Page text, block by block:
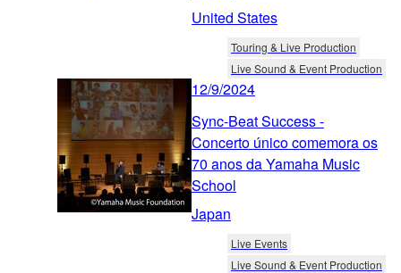
United States
Touring & Live Production
Live Sound & Event Production
12/9/2024
Sync-Beat Success -
Concerto único comemora os
70 anos da Yamaha Music
School
Japan
Live Events
Live Sound & Event Production